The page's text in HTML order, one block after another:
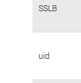
SSLB
uid